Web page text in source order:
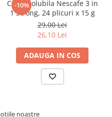
-10%
Cafea solubila Nescafe 3 in
1 Strong, 24 plicuri x 15 g
29,00 Lei
26,10 Lei
ADAUGA IN COS
noastre